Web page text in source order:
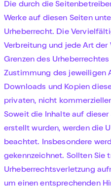
Die durch die
Werke auf diesen Seiten
Urheberrecht. Die
Verbreitung und jede Art
Grenzen des
Zustimmung des jeweiligen
Downloads und Kopien
privaten, nicht
Soweit die Inhalte auf
erstellt wurden, werden die
beachtet. Insbesondere
gekennzeichnet. Sollten Sie
Urheberrechtsverletzung
um einen entsprechenden